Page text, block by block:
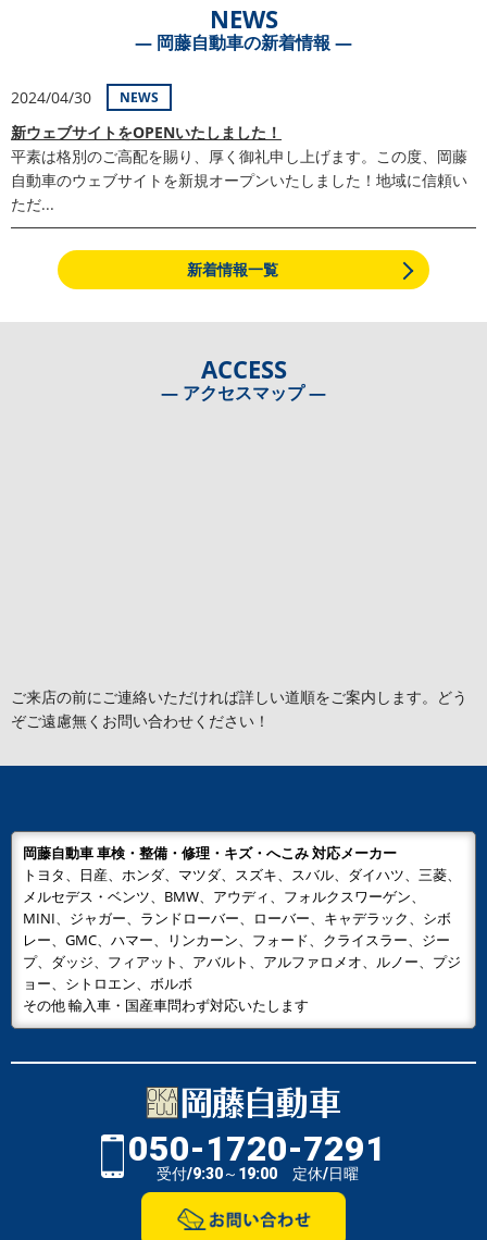
NEWS
― 岡藤自動車の新着情報 ―
2024/04/30 NEWS
新ウェブサイトをOPENいたしました！
平素は格別のご高配を賜り、厚く御礼申し上げます。この度、岡藤
自動車のウェブサイトを新規オープンいたしました！地域に信頼い
ただ...
新着情報一覧
ACCESS
― アクセスマップ ―
ご来店の前にご連絡いただければ詳しい道順をご案内します。どう
ぞご遠慮無くお問い合わせください！
岡藤自動車 車検・整備・修理・キズ・へこみ 対応メーカー
トヨタ、日産、ホンダ、マツダ、スズキ、スバル、ダイハツ、三菱、
メルセデス・ベンツ、BMW、アウディ、フォルクスワーゲン、
MINI、ジャガー、ランドローバー、ローバー、キャデラック、シボ
レー、GMC、ハマー、リンカーン、フォード、クライスラー、ジー
プ、ダッジ、フィアット、アバルト、アルファロメオ、ルノー、プジ
ョー、シトロエン、ボルボ
その他 輸入車・国産車問わず対応いたします
050-1720-7291
受付/9:30～19:00 定休/日曜